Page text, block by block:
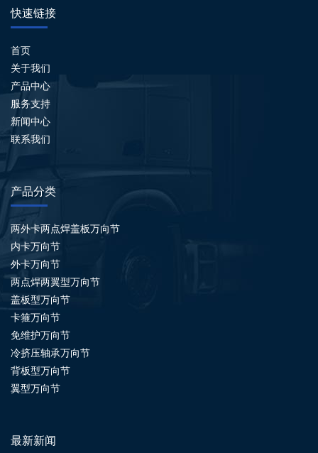
快速链接
首页
关于我们
产品中心
服务支持
新闻中心
联系我们
产品分类
两外卡两点焊盖板万向节
内卡万向节
外卡万向节
两点焊两翼型万向节
盖板型万向节
卡箍万向节
免维护万向节
冷挤压轴承万向节
背板型万向节
翼型万向节
最新新闻